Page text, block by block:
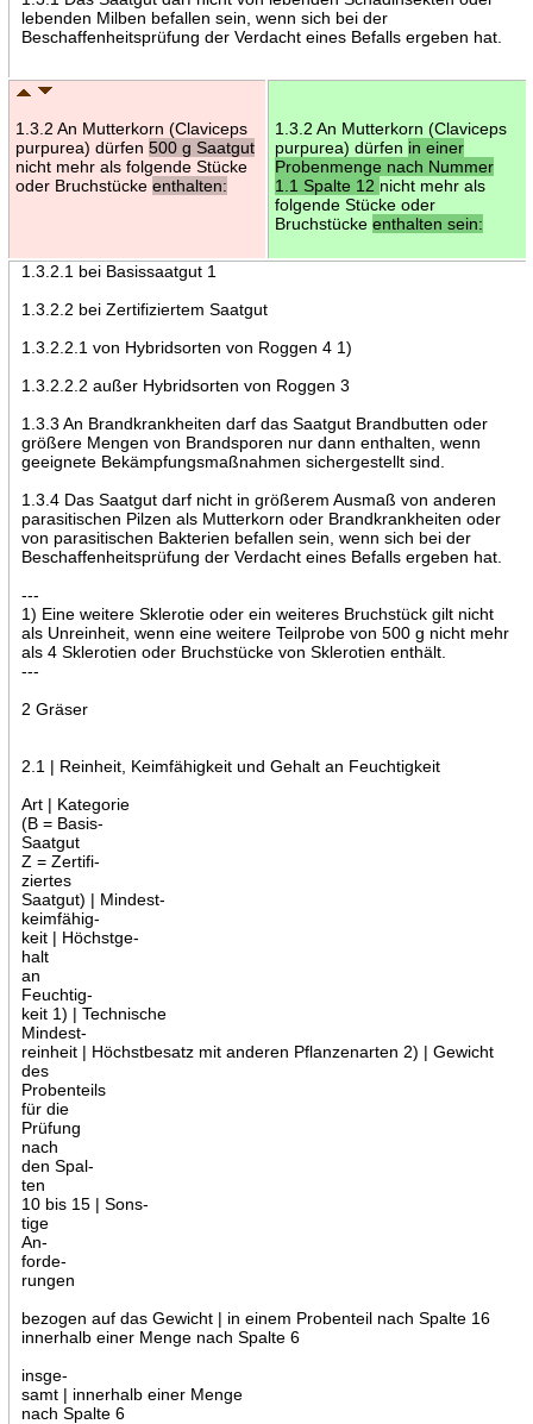
lebenden Milben befallen sein, wenn sich bei der
Beschaffenheitsprüfung der Verdacht eines Befalls ergeben hat.
1.3.2 An Mutterkorn (Claviceps
purpurea) dürfen 500 g Saatgut
nicht mehr als folgende Stücke
oder Bruchstücke enthalten:
1.3.2 An Mutterkorn (Claviceps
purpurea) dürfen in einer
Probenmenge nach Nummer
1.1 Spalte 12 nicht mehr als
folgende Stücke oder
Bruchstücke enthalten sein:
1.3.2.1 bei Basissaatgut 1
1.3.2.2 bei Zertifiziertem Saatgut
1.3.2.2.1 von Hybridsorten von Roggen 4 1)
1.3.2.2.2 außer Hybridsorten von Roggen 3
1.3.3 An Brandkrankheiten darf das Saatgut Brandbutten oder
größere Mengen von Brandsporen nur dann enthalten, wenn
geeignete Bekämpfungsmaßnahmen sichergestellt sind.
1.3.4 Das Saatgut darf nicht in größerem Ausmaß von anderen
parasitischen Pilzen als Mutterkorn oder Brandkrankheiten oder
von parasitischen Bakterien befallen sein, wenn sich bei der
Beschaffenheitsprüfung der Verdacht eines Befalls ergeben hat.
---
1) Eine weitere Sklerotie oder ein weiteres Bruchstück gilt nicht
als Unreinheit, wenn eine weitere Teilprobe von 500 g nicht mehr
als 4 Sklerotien oder Bruchstücke von Sklerotien enthält.
---
2 Gräser
2.1 | Reinheit, Keimfähigkeit und Gehalt an Feuchtigkeit
Art | Kategorie
(B = Basis-
Saatgut
Z = Zertifi-
ziertes
Saatgut) | Mindest-
keimfähig-
keit | Höchstge-
halt
an
Feuchtig-
keit 1) | Technische
Mindest-
reinheit | Höchstbesatz mit anderen Pflanzenarten 2) | Gewicht
des
Probenteils
für die
Prüfung
nach
den Spal-
ten
10 bis 15 | Sons-
tige
An-
forde-
rungen
bezogen auf das Gewicht | in einem Probenteil nach Spalte 16
innerhalb einer Menge nach Spalte 6
insge-
samt | innerhalb einer Menge
nach Spalte 6